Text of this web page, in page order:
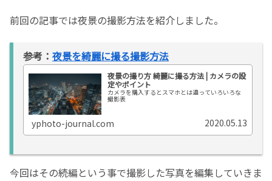
前回の記事では夜景の撮影方法を紹介しました。
参考： 夜景を綺麗に撮る撮影方法
夜景の撮り方 綺麗に撮る方法 | カメラの設
定やポイント
カメラを購入するとスマホとは違っていろいろな
撮影表
yphoto-journal.com 2020.05.13
今回はその続編という事で撮影した写真を編集していきま